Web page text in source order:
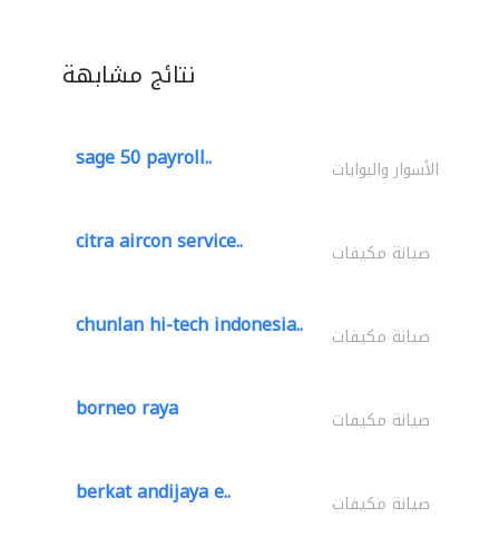
نتائج مشابهة
sage 50 payroll.. الأسوار والبوابات
citra aircon service.. صيانة مكيفات
chunlan hi-tech indonesia.. صيانة مكيفات
borneo raya صيانة مكيفات
berkat andijaya e.. صيانة مكيفات